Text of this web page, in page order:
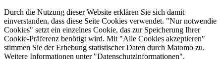
Durch die Nutzung dieser Website erklären Sie sich damit
einverstanden, dass diese Seite Cookies verwendet. "Nur notwendie
Cookies" setzt ein einzelnes Cookie, das zur Speicherung Ihrer
Cookie-Präferenz benötigt wird. Mit "Alle Cookies akzeptieren"
stimmen Sie der Erhebung statistischer Daten durch Matomo zu.
Weitere Informationen unter "Datenschutzinformationen".